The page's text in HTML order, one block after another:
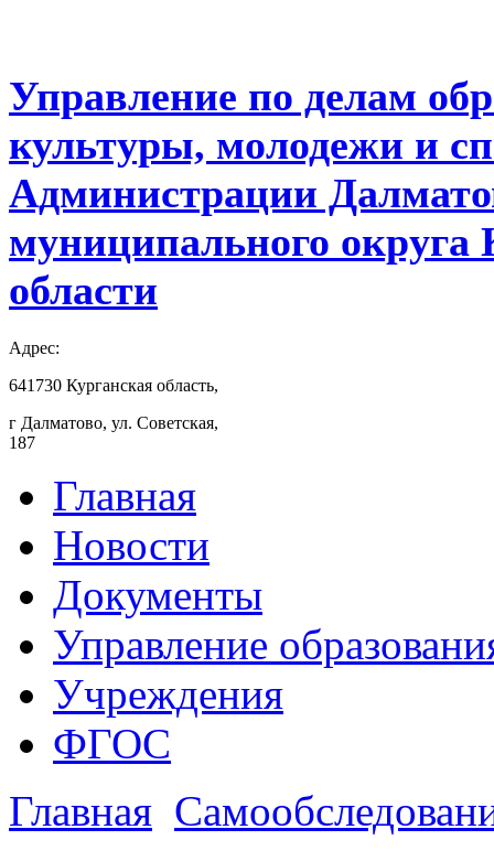
Управление по делам
культуры, молодежи и
Администрации
муниципального округа
области
Адрес:
641730 Курганская область,
г Далматово, ул. Советская,
187
Главная
Новости
Документы
Управление
Учреждения
ФГОС
Главная